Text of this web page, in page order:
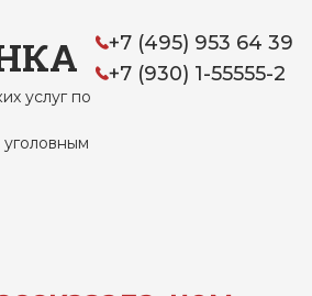
услуг по
+7 (495) 953 64 39
+7 (930) 1-55555-2